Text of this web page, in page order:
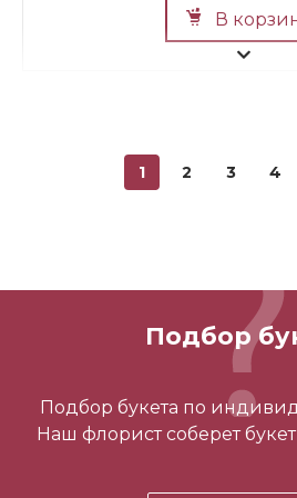
В
700 ₽
В
1 2 3 4
Подбор
Подбор букета по
Наш флорист соберет